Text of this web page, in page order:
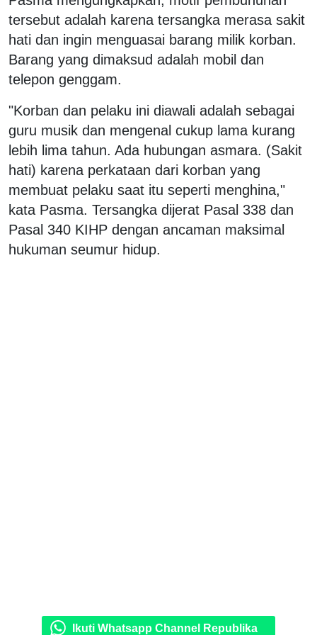
tersebut adalah karena tersangka merasa sakit
hati dan ingin menguasai barang milik korban.
Barang yang dimaksud adalah mobil dan
telepon genggam.
"Korban dan pelaku ini diawali adalah sebagai
guru musik dan mengenal cukup lama kurang
lebih lima tahun. Ada hubungan asmara. (Sakit
hati) karena perkataan dari korban yang
membuat pelaku saat itu seperti menghina,"
kata Pasma. Tersangka dijerat Pasal 338 dan
Pasal 340 KIHP dengan ancaman maksimal
hukuman seumur hidup.
Ikuti Whatsapp Channel Republika